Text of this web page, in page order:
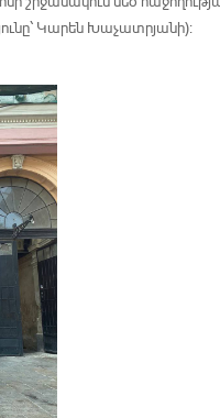
Կարեն Խաչատրյանի):